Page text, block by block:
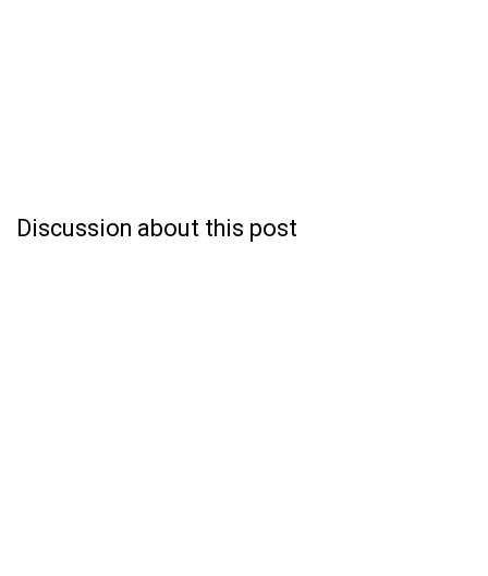
Discussion about this post